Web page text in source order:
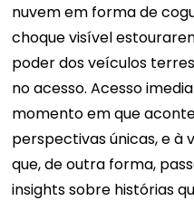
nuvem em forma de
choque visível
poder dos veículos
no acesso. Acesso
momento em que
perspectivas únicas, e à
que, de outra forma,
insights sobre histórias